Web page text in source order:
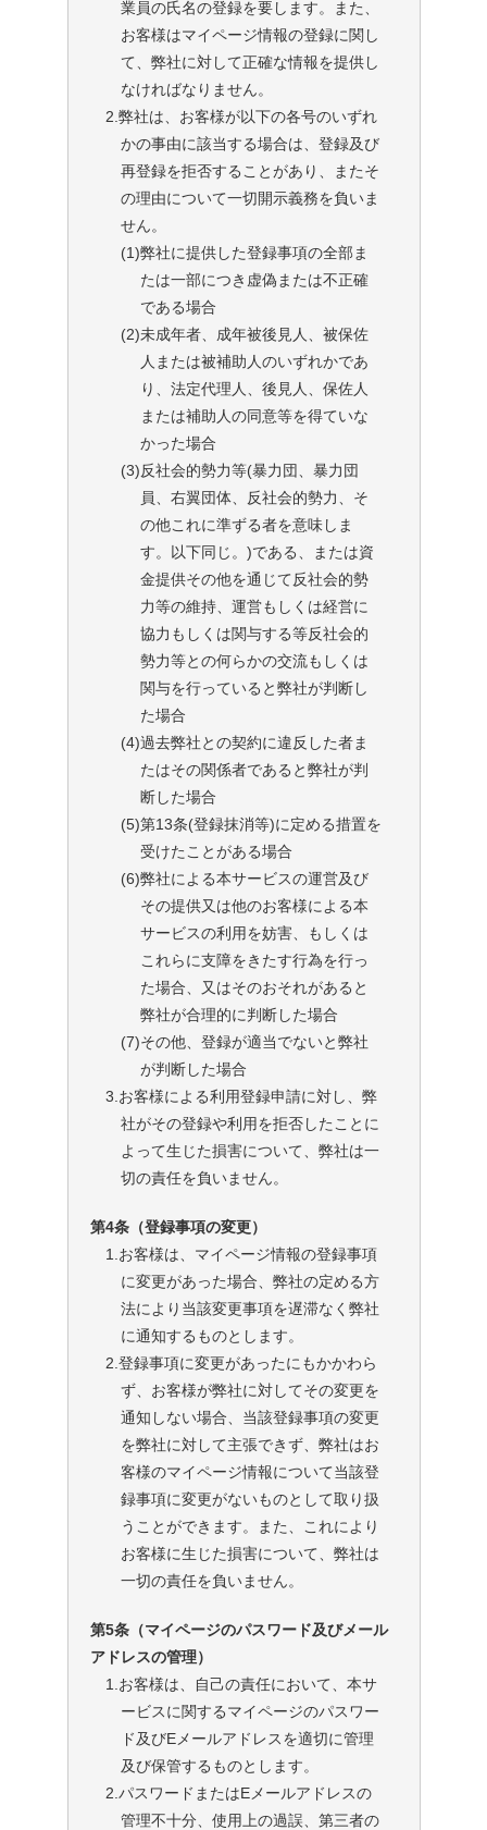
業員の氏名の登録を要します。また、
お客様はマイページ情報の登録に関し
て、弊社に対して正確な情報を提供し
なければなりません。
2.弊社は、お客様が以下の各号のいずれ
かの事由に該当する場合は、登録及び
再登録を拒否することがあり、またそ
の理由について一切開示義務を負いま
せん。
(1)弊社に提供した登録事項の全部ま
たは一部につき虚偽または不正確
である場合
(2)未成年者、成年被後見人、被保佐
人または被補助人のいずれかであ
り、法定代理人、後見人、保佐人
または補助人の同意等を得ていな
かった場合
(3)反社会的勢力等(暴力団、暴力団
員、右翼団体、反社会的勢力、そ
の他これに準ずる者を意味しま
す。以下同じ。)である、または資
金提供その他を通じて反社会的勢
力等の維持、運営もしくは経営に
協力もしくは関与する等反社会的
勢力等との何らかの交流もしくは
関与を行っていると弊社が判断し
た場合
(4)過去弊社との契約に違反した者ま
たはその関係者であると弊社が判
断した場合
(5)第13条(登録抹消等)に定める措置を
受けたことがある場合
(6)弊社による本サービスの運営及び
その提供又は他のお客様による本
サービスの利用を妨害、もしくは
これらに支障をきたす行為を行っ
た場合、又はそのおそれがあると
弊社が合理的に判断した場合
(7)その他、登録が適当でないと弊社
が判断した場合
3.お客様による利用登録申請に対し、弊
社がその登録や利用を拒否したことに
よって生じた損害について、弊社は一
切の責任を負いません。
第4条（登録事項の変更）
1.お客様は、マイページ情報の登録事項
に変更があった場合、弊社の定める方
法により当該変更事項を遅滞なく弊社
に通知するものとします。
2.登録事項に変更があったにもかかわら
ず、お客様が弊社に対してその変更を
通知しない場合、当該登録事項の変更
を弊社に対して主張できず、弊社はお
客様のマイページ情報について当該登
録事項に変更がないものとして取り扱
うことができます。また、これにより
お客様に生じた損害について、弊社は
一切の責任を負いません。
第5条（マイページのパスワード及びメール
アドレスの管理）
1.お客様は、自己の責任において、本サ
ービスに関するマイページのパスワー
ド及びEメールアドレスを適切に管理
及び保管するものとします。
2.パスワードまたはEメールアドレスの
管理不十分、使用上の過誤、第三者の